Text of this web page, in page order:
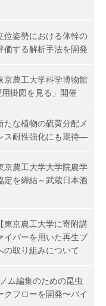
位姿勢における体幹の
価する解析手法を開発
京農工大学科学博物館
掛図を見る」開催
たな植物の硫黄分配メ
ス耐性強化にも期待―
京農工大学大学院農学
定を締結～武蔵日本酒
東京農工大学に寄附講
イバーを用いた再生プ
の取り組みについて
ム編集のための昆虫
クフローを開発〜バイ